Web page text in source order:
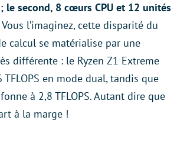
le second, 8 cœurs CPU et 12 unités
Vous l’imaginez, cette disparité du
calcul se matérialise par une
différente : le Ryzen Z1 Extreme
TFLOPS en mode dual, tandis que
à 2,8 TFLOPS. Autant dire que
à la marge !